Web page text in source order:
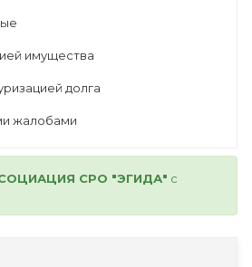
имущества
долга
жалобами
СРО "ЭГИДА" с